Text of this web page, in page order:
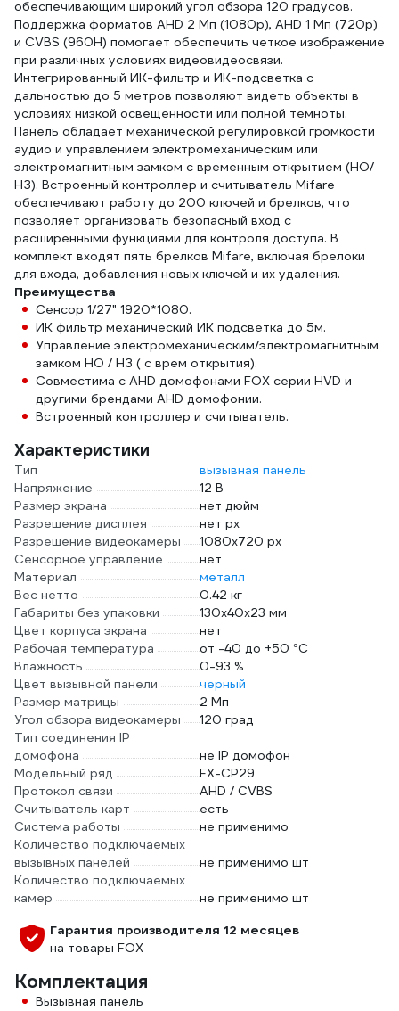
обеспечивающим широкий угол обзора 120 градусов.
Поддержка форматов AHD 2 Мп (1080p), AHD 1 Мп (720p)
и CVBS (960H) помогает обеспечить четкое изображение
при различных условиях видеовидеосвязи.
Интегрированный ИК-фильтр и ИК-подсветка с
дальностью до 5 метров позволяют видеть объекты в
условиях низкой освещенности или полной темноты.
Панель обладает механической регулировкой громкости
аудио и управлением электромеханическим или
электромагнитным замком с временным открытием (НО/
НЗ). Встроенный контроллер и считыватель Mifare
обеспечивают работу до 200 ключей и брелков, что
позволяет организовать безопасный вход с
расширенными функциями для контроля доступа. В
комплект входят пять брелков Mifare, включая брелоки
для входа, добавления новых ключей и их удаления.
Преимущества
Сенсор 1/27" 1920*1080.
ИК фильтр механический ИК подсветка до 5м.
Управление электромеханическим/электромагнитным
замком НО / НЗ ( с врем открытия).
Совместима с AHD домофонами FOX серии HVD и
другими брендами AHD домофонии.
Встроенный контроллер и считыватель.
Характеристики
Тип
вызывная панель
Напряжение
12 В
Размер экрана
нет дюйм
Разрешение дисплея
нет px
Разрешение видеокамеры
1080х720 px
Сенсорное управление
нет
Материал
металл
Вес нетто
0.42 кг
Габариты без упаковки
130х40х23 мм
Цвет корпуса экрана
нет
Рабочая температура
от -40 до +50 °С
Влажность
0-93 %
Цвет вызывной панели
черный
Размер матрицы
2 Мп
Угол обзора видеокамеры
120 град
Тип соединения IP
домофона
не IP домофон
Модельный ряд
FX-CP29
Протокол связи
AHD / CVBS
Считыватель карт
есть
Система работы
не применимо
Количество подключаемых
вызывных панелей
не применимо шт
Количество подключаемых
камер
не применимо шт
Гарантия производителя 12 месяцев
на товары FOX
Комплектация
Вызывная панель